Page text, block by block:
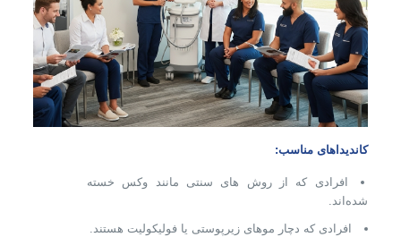
کاندیداهای مناسب:
افرادی که از روش‌ های سنتی مانند وکس خسته
شده‌اند.
افرادی که دچار موهای زیرپوستی یا فولیکولیت هستند.